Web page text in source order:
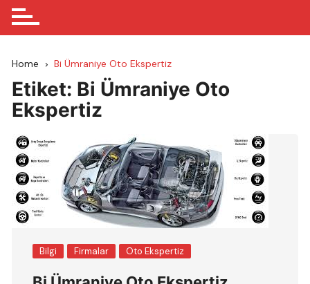
Home Bi Ümraniye Oto Ekspertiz
Etiket: Bi Ümraniye Oto
Ekspertiz
Bilgi Firmalar Oto Ekspertiz